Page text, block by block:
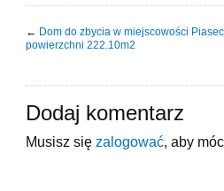
← Dom do zbycia w miejscowości
powierzchni 222.10m2
Dodaj komentarz
Musisz się zalogować , aby